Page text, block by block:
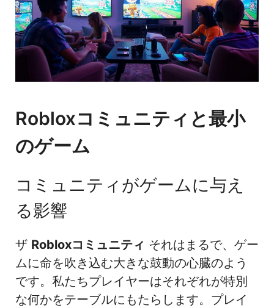
Robloxコミュニティと最小
のゲーム
コミュニティがゲームに与え
る影響
ザ Robloxコミュニティ それはまるで、ゲー
ムに命を吹き込む大きな鼓動の心臓のよう
です。私たちプレイヤーはそれぞれが特別
な何かをテーブルにもたらします。プレイ